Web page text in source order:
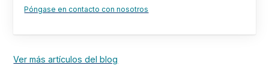
Póngase en contacto con nosotros
Ver más artículos del blog